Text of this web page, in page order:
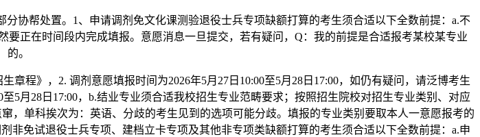
帮处置。1、申请调剂免文化课测验退役士兵专项缺额打算的考生须合适以下全数前提：a.不
正在时间段内完成填报。意愿消息一旦提交，若有疑问，Q：我的前提是合适报考某校某专业
的。
》，2. 调剂意愿填报时间为2026年5月27日10:00至5月28日17:00，如仍有疑问，请泛博考生
5月28日17:00，b.结业专业须合适我校招生专业范畴要求；按照招生院校对招生专业类别、对应
，单科挨次为：英语、分歧的考生见到的选项可能分歧。填报的专业类别要取本人一意愿报考的
免试退役士兵专项、建档立卡专项及其他非专项类缺额打算的考生须合适以下全数前提：a.申